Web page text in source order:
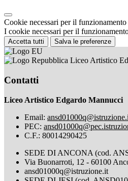
Cookie necessari per il funzionamento
I cookie necessari per il
Accetta tutti Salva le preferenze
Liceo Artistico
Contatti
Liceo Artistico Edgardo Mannucci
Email:
PEC:
C.F.: 80014290425
SEDE DI ANCONA (cod.
Via Buonarroti, 12 - 60100
ansd01000q@istruzione.it